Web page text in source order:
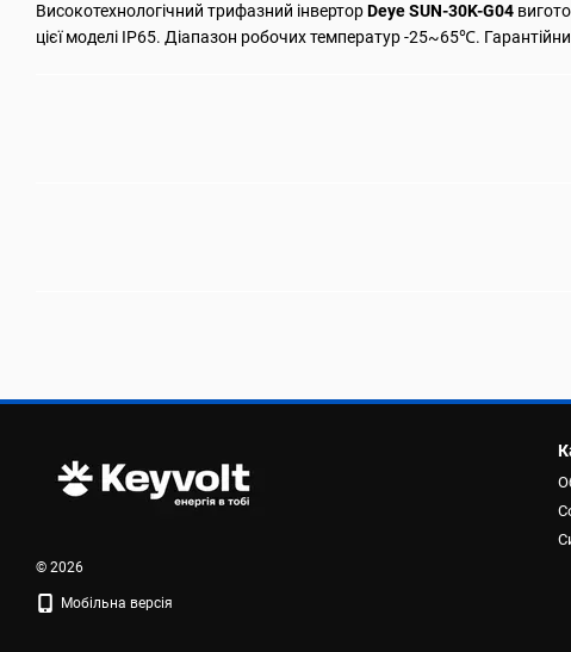
Високотехнологічний трифазний інверторDeye SUN-30K-G04
цієї моделі ІР65. Діапазон робочих температур -25~65℃.
© 2026
Мобільна версія